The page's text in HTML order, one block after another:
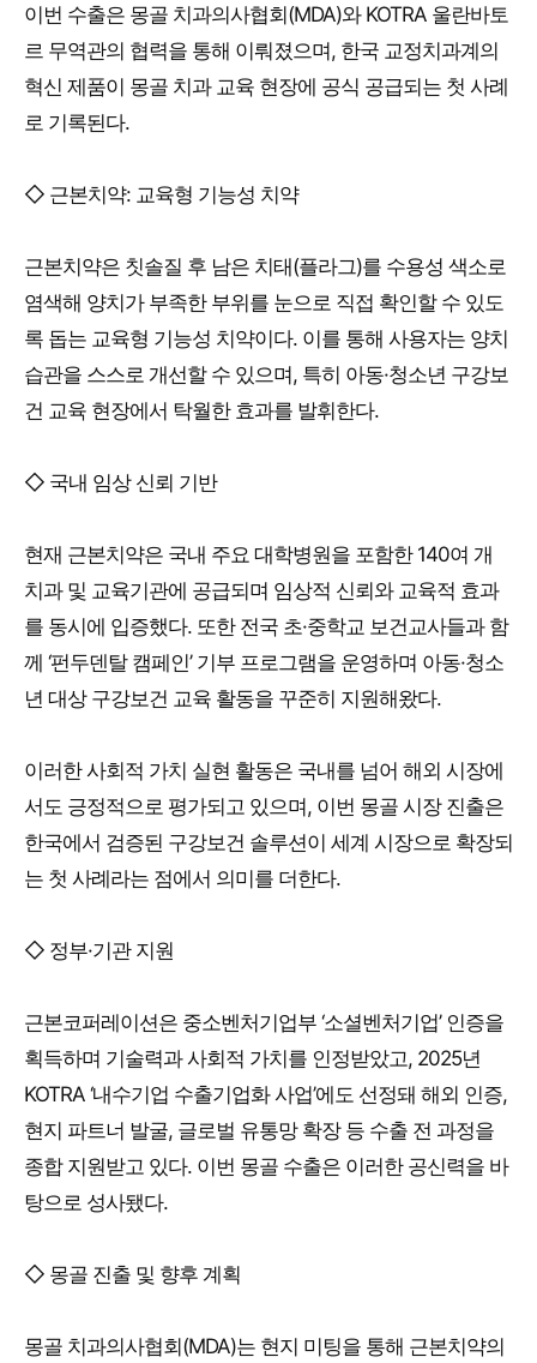
이번 수출은 몽골 치과의사협회(MDA)와 KOTRA 울란바토
르 무역관의 협력을 통해 이뤄졌으며, 한국 교정치과계의
혁신 제품이 몽골 치과 교육 현장에 공식 공급되는 첫 사례
로 기록된다.
◇ 근본치약: 교육형 기능성 치약
근본치약은 칫솔질 후 남은 치태(플라그)를 수용성 색소로
염색해 양치가 부족한 부위를 눈으로 직접 확인할 수 있도
록 돕는 교육형 기능성 치약이다. 이를 통해 사용자는 양치
습관을 스스로 개선할 수 있으며, 특히 아동·청소년 구강보
건 교육 현장에서 탁월한 효과를 발휘한다.
◇ 국내 임상 신뢰 기반
현재 근본치약은 국내 주요 대학병원을 포함한 140여 개
치과 및 교육기관에 공급되며 임상적 신뢰와 교육적 효과
를 동시에 입증했다. 또한 전국 초·중학교 보건교사들과 함
께 ‘펀두덴탈 캠페인’ 기부 프로그램을 운영하며 아동·청소
년 대상 구강보건 교육 활동을 꾸준히 지원해왔다.
이러한 사회적 가치 실현 활동은 국내를 넘어 해외 시장에
서도 긍정적으로 평가되고 있으며, 이번 몽골 시장 진출은
한국에서 검증된 구강보건 솔루션이 세계 시장으로 확장되
는 첫 사례라는 점에서 의미를 더한다.
◇ 정부·기관 지원
근본코퍼레이션은 중소벤처기업부 ‘소셜벤처기업’ 인증을
획득하며 기술력과 사회적 가치를 인정받았고, 2025년
KOTRA ‘내수기업 수출기업화 사업’에도 선정돼 해외 인증,
현지 파트너 발굴, 글로벌 유통망 확장 등 수출 전 과정을
종합 지원받고 있다. 이번 몽골 수출은 이러한 공신력을 바
탕으로 성사됐다.
◇ 몽골 진출 및 향후 계획
몽골 치과의사협회(MDA)는 현지 미팅을 통해 근본치약의